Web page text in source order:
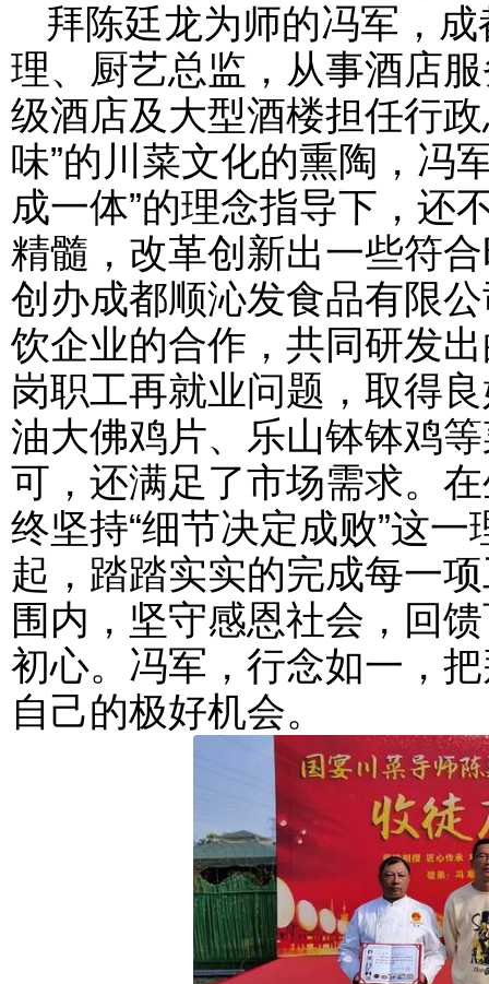
拜陈廷龙为师的冯军，
理、厨艺总监，从事酒店
级酒店及大型酒楼担任行
味”的川菜文化的熏陶，冯
成一体”的理念指导下，还
精髓，改革创新出一些符
创办成都顺沁发食品有限
饮企业的合作，共同研发
岗职工再就业问题，取得
油大佛鸡片、乐山钵钵鸡
可，还满足了市场需求。
终坚持“细节决定成败”这
起，踏踏实实的完成每一
围内，坚守感恩社会，回
初心。冯军，行念如一，
自己的极好机会。